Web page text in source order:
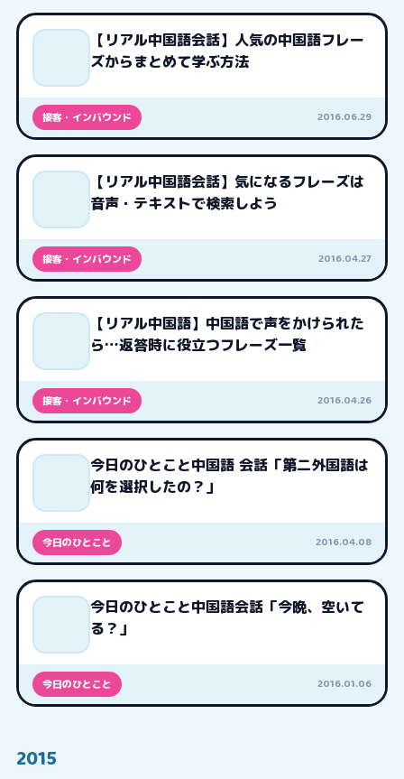
【リアル中国語会話】人気の中国語フレー
ズからまとめて学ぶ方法
接客・インバウンド 2016.06.29
【リアル中国語会話】気になるフレーズは
音声・テキストで検索しよう
接客・インバウンド 2016.04.27
【リアル中国語】中国語で声をかけられた
ら…返答時に役立つフレーズ一覧
接客・インバウンド 2016.04.26
今日のひとこと中国語 会話「第二外国語は
何を選択したの？」
今日のひとこと 2016.04.08
今日のひとこと中国語会話「今晩、空いて
る？」
今日のひとこと 2016.01.06
2015